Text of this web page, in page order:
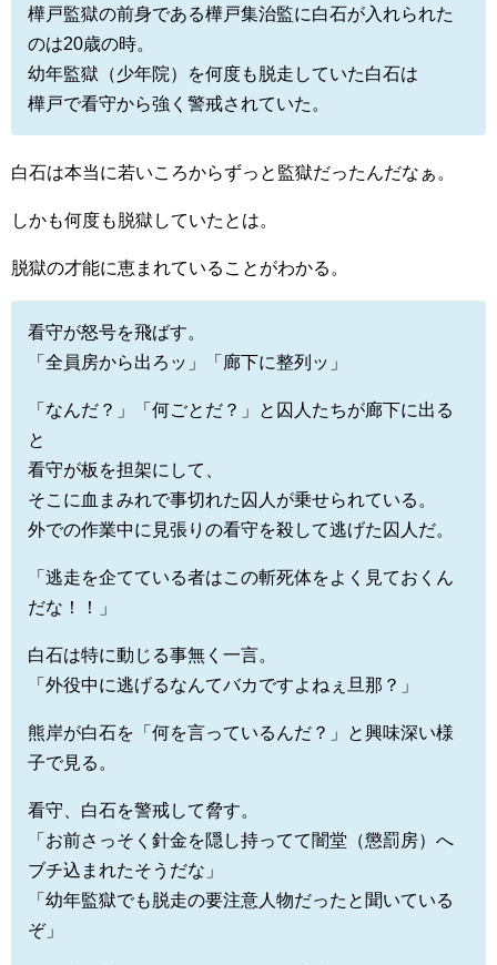
樺戸監獄の前身である樺戸集治監に白石が入れられた
のは20歳の時。
幼年監獄（少年院）を何度も脱走していた白石は
樺戸で看守から強く警戒されていた。
白石は本当に若いころからずっと監獄だったんだなぁ。
しかも何度も脱獄していたとは。
脱獄の才能に恵まれていることがわかる。
看守が怒号を飛ばす。
「全員房から出ろッ」「廊下に整列ッ」
「なんだ？」「何ごとだ？」と囚人たちが廊下に出る
と
看守が板を担架にして、
そこに血まみれで事切れた囚人が乗せられている。
外での作業中に見張りの看守を殺して逃げた囚人だ。
「逃走を企てている者はこの斬死体をよく見ておくん
だな！！」
白石は特に動じる事無く一言。
「外役中に逃げるなんてバカですよねぇ旦那？」
熊岸が白石を「何を言っているんだ？」と興味深い様
子で見る。
看守、白石を警戒して脅す。
「お前さっそく針金を隠し持ってて闇堂（懲罰房）へ
ブチ込まれたそうだな」
「幼年監獄でも脱走の要注意人物だったと聞いている
ぞ」